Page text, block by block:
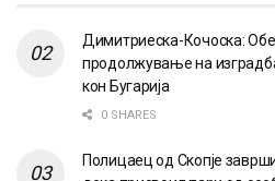
Димитриеска-Кочоска:
продолжување на
кон Бугарија
0 SHARES
Полицаец од Скопје